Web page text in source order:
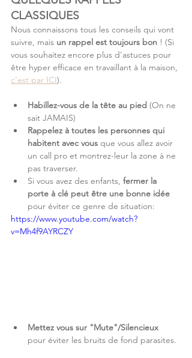
CLASSIQUES
Nous connaissons tous les conseils qui vont
suivre, mais un rappel est toujours bon ! (Si
vous souhaitez encore plus d'astuces pour
être hyper efficace en travaillant à la maison,
c'est par ICI).
Habillez-vous de la tête au pied (On ne
sait JAMAIS)
Rappelez à toutes les personnes qui
habitent avec vous que vous allez avoir
un call pro et montrez-leur la zone à ne
pas traverser.
Si vous avez des enfants, fermer la
porte à clé peut être une bonne idée
pour éviter ce genre de situation:
https://www.youtube.com/watch?
v=Mh4f9AYRCZY
Mettez vous sur "Mute"/Silencieux
pour éviter les bruits de fond parasites.